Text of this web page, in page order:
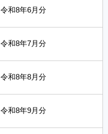
令和8年6月分
令和8年7月分
令和8年8月分
令和8年9月分